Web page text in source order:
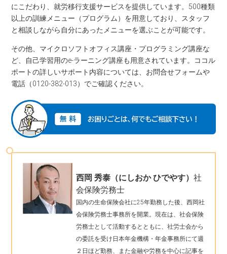
にこだわり、就労移行支援サービスを提供しています。500種類
以上の訓練メニュー（プログラム）を用意しており、スタッフ
と相談しながら自分にあったメニューを選ぶことが可能です。
その他、マイクロソフトオフィス講座・プログラミング講座な
ど、自己学習用のe-ラーニング講座も用意されています。ココル
ポートの詳しいサポート内容については、お問合せフォームや
電話（0120-382-013）でご確認ください。
西岡 秀泰（にしおか ひでやす） 社
会保険労務士
国内の生命保険会社に25年勤務した後、西岡社
会保険労務士事務所を開業。現在は、社会保険
労務士として活動するとともに、社労士会から
の委託を受け日本年金機構・年金事務所にて週
２日ほど勤務、また金融や労務を中心に記事を